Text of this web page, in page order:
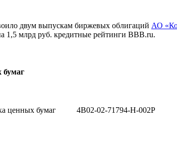
двум выпускам биржевых облигаций АО
1,5 млрд руб. кредитные рейтинги BBB.ru.
ценных бумаг 4B02-02-71794-H-002P